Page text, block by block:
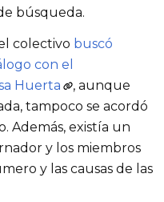
búsqueda.
colectivo buscó
con el
Huerta
, aunque
tampoco se acordó
Además, existía un
y los miembros
y las causas de las